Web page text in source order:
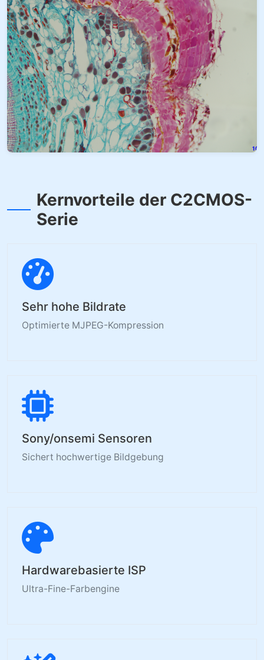
Kernvorteile der C2CMOS-
Serie
Sehr hohe Bildrate
Optimierte MJPEG-Kompression
Sony/onsemi Sensoren
Sichert hochwertige Bildgebung
Hardwarebasierte ISP
Ultra-Fine-Farbengine